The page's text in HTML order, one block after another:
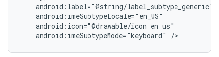
android:imeSubtypeMode="keyboard"
/>